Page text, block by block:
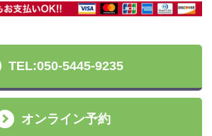
TEL:050-5445-9235
オンライン予約